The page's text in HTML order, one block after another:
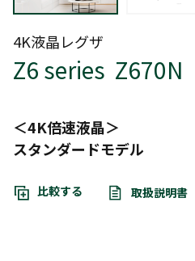
4K液晶レグザ
Z6 series Z670N
＜4K倍速液晶＞
スタンダードモデル
比較する 取扱説明書